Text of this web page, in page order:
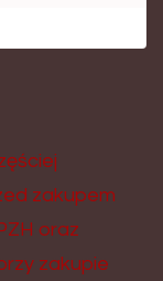
zakupem
oraz
zakupie